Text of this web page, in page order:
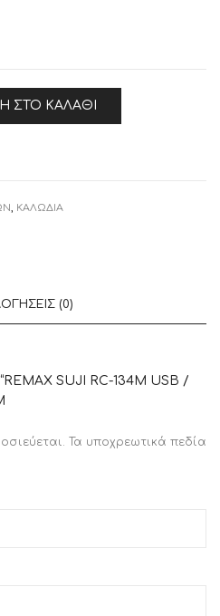
ΣΤΟ ΚΑΛΆΘΙ
, ΚΑΛΩΔΙΑ
(0)
SUJI RC-134M USB /
Τα υποχρεωτικά πεδία